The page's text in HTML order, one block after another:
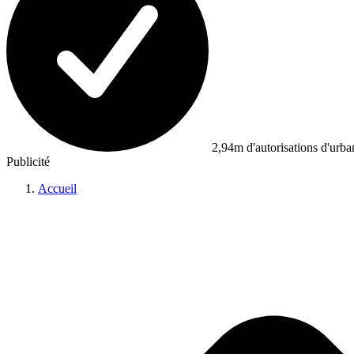
2,94m d'autorisations
Publicité
Accueil